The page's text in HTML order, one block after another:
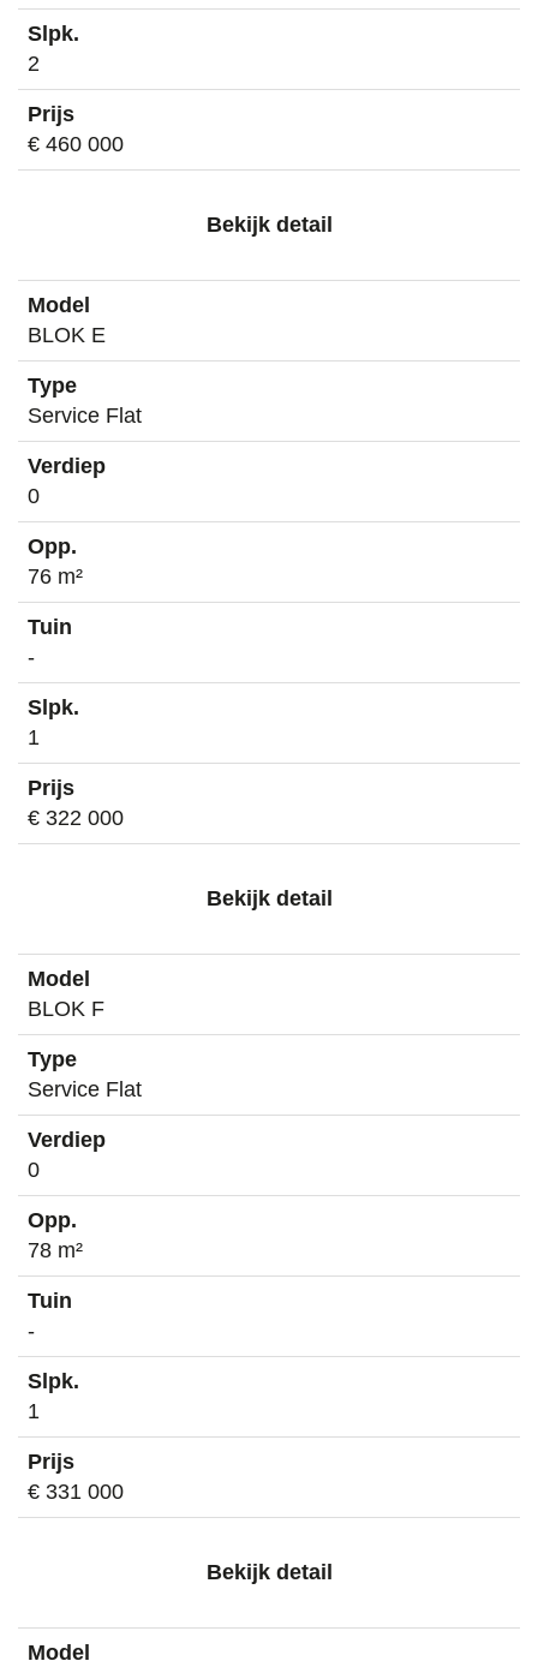
2
€ 460 000
Bekijk detail
BLOK E
Service Flat
0
76 m²
-
1
€ 322 000
Bekijk detail
BLOK F
Service Flat
0
78 m²
-
1
€ 331 000
Bekijk detail